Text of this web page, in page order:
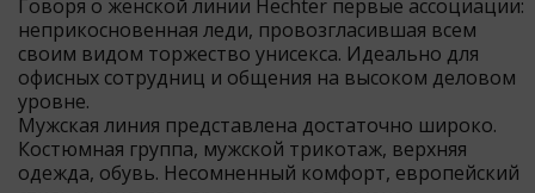
Говоря о женской линии Hechter первые ассоциации:
неприкосновенная леди, провозгласившая всем
своим видом торжество унисекса. Идеально для
офисных сотрудниц и общения на высоком деловом
уровне.
Мужская линия представлена достаточно широко.
Костюмная группа, мужской трикотаж, верхняя
одежда, обувь. Несомненный комфорт, европейский